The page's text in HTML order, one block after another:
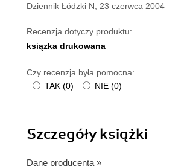
Dziennik Łódzki N; 23 czerwca 2004
Recenzja dotyczy produktu:
ksiązka drukowana
Czy recenzja była pomocna:
TAK (0) NIE (0)
Szczegółyksiążki
Dane producenta »